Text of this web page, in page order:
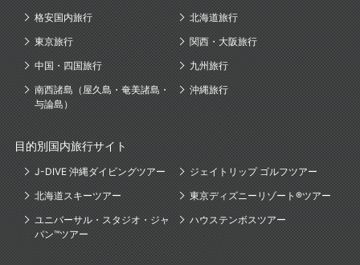
格安国内旅行
北海道旅行
東京旅行
関西・大阪旅行
中国・四国旅行
九州旅行
南西諸島（屋久島・奄美諸島・
与論島）
沖縄旅行
目的別国内旅行サイト
J-DIVE 沖縄ダイビングツアー
ジェイトリップ ゴルフツアー
北海道スキーツアー
東京ディズニーリゾート®ツアー
ユニバーサル・スタジオ・ジャ
パン™ツアー
ハウステンボスツアー